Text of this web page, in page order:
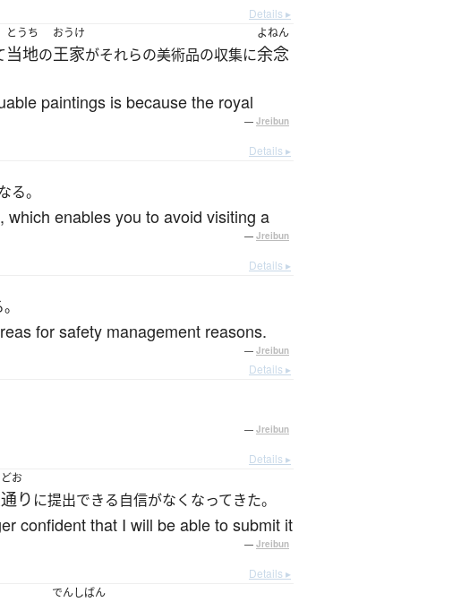
Details ▸
とうち
当地の
おうけ
王家がそれらの美術品の収集に
よねん
余念
paintings is because the royal
— Jreibun
Details ▸
る。
enables you to avoid visiting a
— Jreibun
Details ▸
for safety management reasons.
— Jreibun
Details ▸
— Jreibun
Details ▸
お
り に提出できる自信がなくなってきた。
confident that I will be able to submit it
— Jreibun
Details ▸
でんしばん